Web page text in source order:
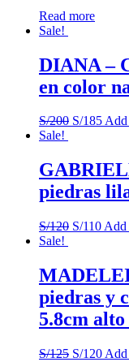
Read more
Sale!
DIANA –
en color
S/200 S/185Add
Sale!
piedras
S/120 S/110 Add
Sale!
piedras y
5.8cm
S/125 S/120 Add